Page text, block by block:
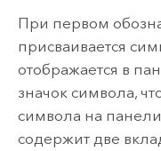
При первом
присваивается
отображается в
значок символа,
символа на панели
содержит две